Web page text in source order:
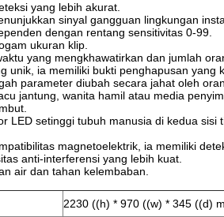
yang lebih akurat.
sinyal gangguan lingkungan
dengan rentang sensitivitas 0-99.
ukuran klip.
yang mengkhawatirkan dan jumlah
unik, ia memiliki bukti penghapusan yang
parameter diubah secara jahat oleh
jantung, wanita hamil atau media
LED setinggi tubuh manusia di kedua sisi
magnetoelektrik, ia memiliki
anti-interferensi yang lebih kuat.
air dan tahan kelembaban.
2230 ((h) * 970 ((w) * 345 ((d)